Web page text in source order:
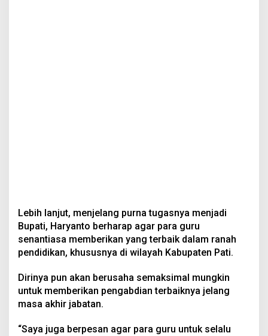
Lebih lanjut, menjelang purna tugasnya menjadi
Bupati, Haryanto berharap agar para guru
senantiasa memberikan yang terbaik dalam ranah
pendidikan, khususnya di wilayah Kabupaten Pati.
Dirinya pun akan berusaha semaksimal mungkin
untuk memberikan pengabdian terbaiknya jelang
masa akhir jabatan.
“Saya juga berpesan agar para guru untuk selalu